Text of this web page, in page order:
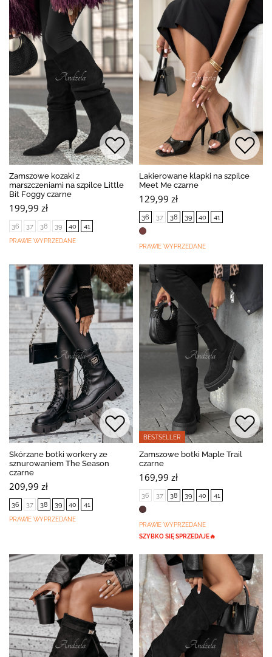
Zamszowe kozaki z
marszczeniami na szpilce Little
Bit Foggy czarne
199,99 zł
36 37 38 39 40 41
PRAWIE WYPRZEDANE
Lakierowane klapki na szpilce
Meet Me czarne
129,99 zł
36 37 38 39 40 41
PRAWIE WYPRZEDANE
Skórzane botki workery ze
sznurowaniem The Season
czarne
209,99 zł
36 37 38 39 40 41
PRAWIE WYPRZEDANE
BESTSELLER
Zamszowe botki Maple Trail
czarne
169,99 zł
36 37 38 39 40 41
PRAWIE WYPRZEDANE
SZYBKO SIĘ SPRZEDAJE🔥